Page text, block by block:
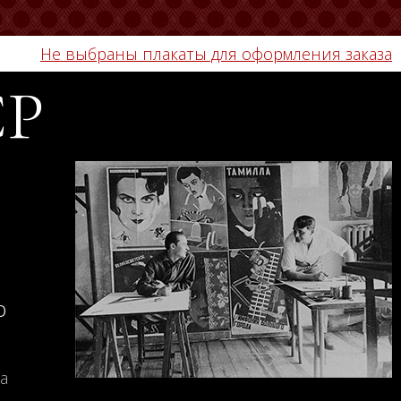
Не выбраны плакаты для оформления заказа